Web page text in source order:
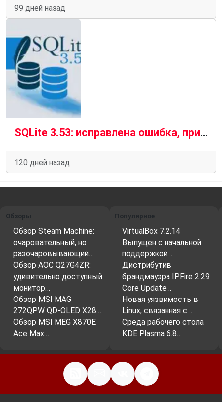
99 дней назад
SQLite 3.53: исправлена ошибка, приводившая к повреждению WAL, добавлены новые возможности SQL
120 дней назад
Обзоры
Обзор Steam Machine:
очаровательный, но
разочаровывающий…
Обзор AOC Q27G4ZR:
удивительно доступный
монитор…
Обзор MSI MAG
272QPW QD-OLED X28:…
Обзор MSI MEG X870E
Ace Max:…
Популярное
VirtualBox 7.2.14
Выпущен с начальной
поддержкой…
Дистрибутив
брандмауэра IPFire 2.29
Core Update…
Новая уязвимость в
Linux, связанная с…
Среда рабочего стола
KDE Plasma 6.8…